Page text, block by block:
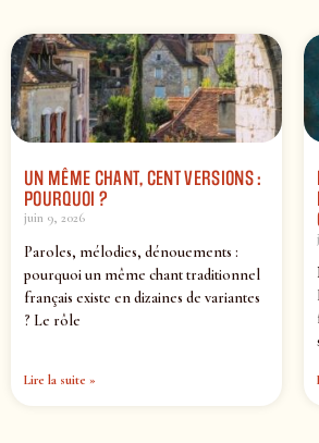
UN MÊME CHANT, CENT VERSIONS :
POURQUOI ?
juin 9, 2026
Paroles, mélodies, dénouements :
pourquoi un même chant traditionnel
français existe en dizaines de variantes
? Le rôle
Lire la suite »